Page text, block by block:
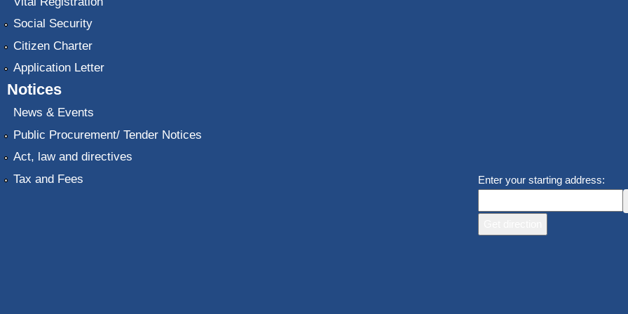
Social Security
Citizen Charter
Application Letter
Notices
News & Events
Public Procurement/ Tender Notices
Act, law and directives
Tax and Fees
Enter your starting address: